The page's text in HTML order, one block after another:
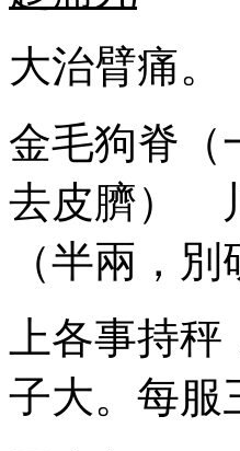
大治臂痛。
金毛狗脊
去皮臍）
（半兩，
上各事持
子大。每服